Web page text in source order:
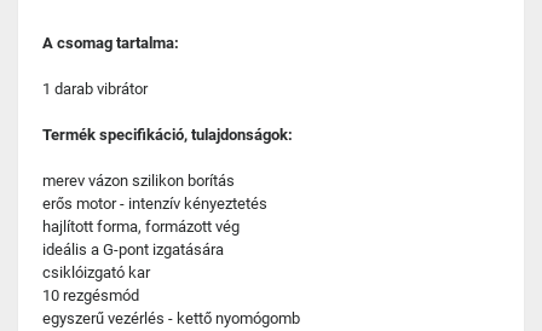
A csomag tartalma:
1 darab vibrátor
Termék specifikáció, tulajdonságok:
merev vázon szilikon borítás
erős motor - intenzív kényeztetés
hajlított forma, formázott vég
ideális a G-pont izgatására
csiklóizgató kar
10 rezgésmód
egyszerű vezérlés - kettő nyomógomb